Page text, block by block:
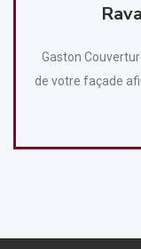
Gaston
de votre façade